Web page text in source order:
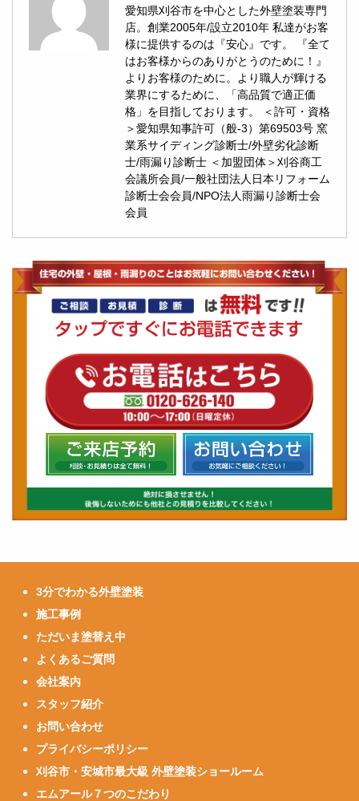
愛知県刈谷市を中心とした外壁塗装専門
店。創業2005年/設立2010年 私達がお客
様に提供するのは『安心』です。 『全て
はお客様からのありがとうのために！』
よりお客様のために。より職人が輝ける
業界にするために、「高品質で適正価
格」を目指しております。 ＜許可・資格
＞愛知県知事許可（般-3）第69503号 窯
業系サイディング診断士/外壁劣化診断
士/雨漏り診断士 ＜加盟団体＞刈谷商工
会議所会員/一般社団法人日本リフォーム
診断士会会員/NPO法人雨漏り診断士会
会員
3分でわかる外壁塗装
施工事例
ただいま塗替え中
よくあるご質問
会社案内
スタッフ紹介
お問い合わせ
プライバシーポリシー
刈谷市・安城市最大級 外壁塗装ショールーム
エムアール７つのこだわり